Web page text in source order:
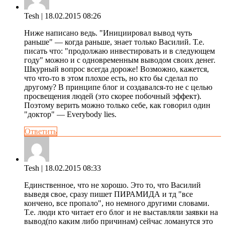
Tesh | 18.02.2015 08:26
Ниже написано ведь. "Инициировал вывод чуть
раньше" — когда раньше, знает только Василий. Т.е.
писать что: "продолжаю инвестировать и в следующем
году" можно и с одновременным выводом своих денег.
Шкурный вопрос всегда дороже! Возможно, кажется,
что что-то в этом плохое есть, но кто бы сделал по
другому? В принципе блог и создавался-то не с целью
просвещения людей (это скорее побочный эффект).
Поэтому верить можно только себе, как говорил один
"доктор" — Everybody lies.
Ответить
Tesh | 18.02.2015 08:33
Единственное, что не хорошо. Это то, что Василий
выведя свое, сразу пишет ПИРАМИДА и тд "все
кончено, все пропало", но немного другими словами.
Т.е. люди кто читает его блог и не выставляли заявки на
вывод(по каким либо причинам) сейчас ломанутся это